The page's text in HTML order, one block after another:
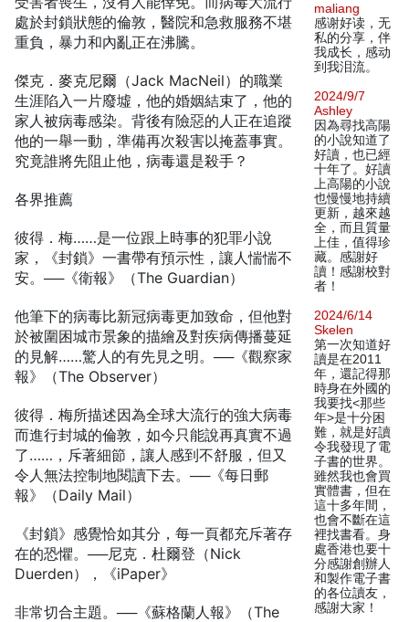
處於封鎖狀態的倫敦，醫院和急救服務不堪
重負，暴力和內亂正在沸騰。
傑克．麥克尼爾（Jack MacNeil）的職業
生涯陷入一片廢墟，他的婚姻結束了，他的
家人被病毒感染。背後有險惡的人正在追蹤
他的一舉一動，準備再次殺害以掩蓋事實。
究竟誰將先阻止他，病毒還是殺手？
各界推薦
彼得．梅……是一位跟上時事的犯罪小說
家，《封鎖》一書帶有預示性，讓人惴惴不
安。──《衛報》（The Guardian）
他筆下的病毒比新冠病毒更加致命，但他對
於被圍困城市景象的描繪及對疾病傳播蔓延
的見解……驚人的有先見之明。──《觀察家
報》（The Observer）
彼得．梅所描述因為全球大流行的強大病毒
而進行封城的倫敦，如今只能說再真實不過
了……，斥著細節，讓人感到不舒服，但又
令人無法控制地閱讀下去。──《每日郵
報》（Daily Mail）
《封鎖》感覺恰如其分，每一頁都充斥著存
在的恐懼。──尼克．杜爾登（Nick
Duerden），《iPaper》
非常切合主題。──《蘇格蘭人報》（The
maliang
感谢好读，无
私的分享，伴
我成长，感动
到我泪流。
2024/9/7
Ashley
因為尋找高陽
的小說知道了
好讀，也已經
十年了。好讀
上高陽的小說
也慢慢地持續
更新，越來越
全，而且質量
上佳，值得珍
藏。感謝好
讀！感謝校對
者！
2024/6/14
Skelen
第一次知道好
讀是在2011
年，還記得那
時身在外國的
我要找<那些
年>是十分困
難，就是好讀
令我發現了電
子書的世界。
雖然我也會買
實體書，但在
這十多年間，
也會不斷在這
裡找書看。身
處香港也要十
分感謝創辦人
和製作電子書
的各位讀友，
感謝大家！